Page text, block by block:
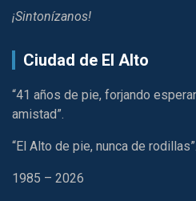
¡Sintonízanos!
Ciudad de El Alto
“41 años de pie, forjando
amistad”.
“El Alto de pie, nunca de rodillas”.
1985 – 2026